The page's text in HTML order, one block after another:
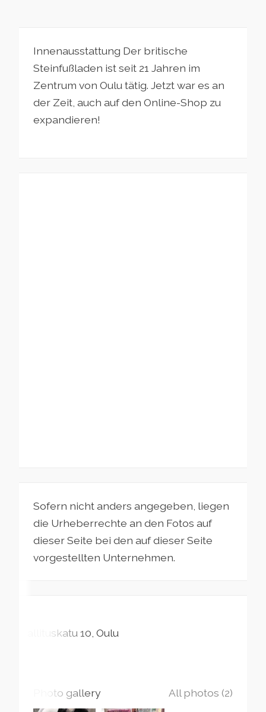
Innenausstattung Der britische
Steinfußladen ist seit 21 Jahren im
Zentrum von Oulu tätig. Jetzt war es an
der Zeit, auch auf den Online-Shop zu
expandieren!
Sofern nicht anders angegeben, liegen
die Urheberrechte an den Fotos auf
dieser Seite bei den auf dieser Seite
vorgestellten Unternehmen.
Hallituskatu10 Oulu
Photo gallery All photos (2)